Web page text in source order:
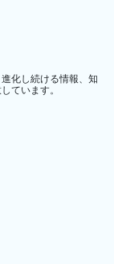
化し続ける情報、知
ています。